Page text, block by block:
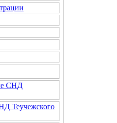
СНД
Теучежского